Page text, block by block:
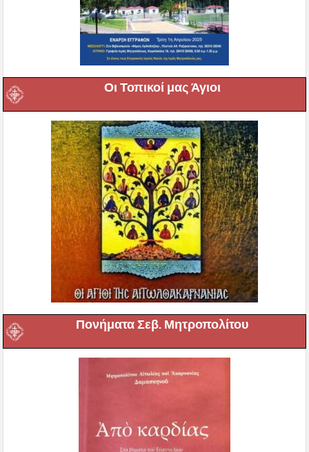
Οι Τοπικοί μας Άγιοι
Πονήματα Σεβ. Μητροπολίτου